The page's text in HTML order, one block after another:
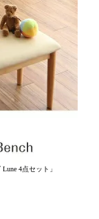
4点セット」